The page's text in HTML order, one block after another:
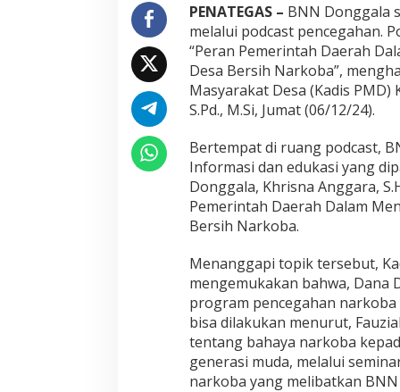
a
l
u
i
P
d
a
s
t
PENATEGAS – BNN Donggala
melalui podcast pencegahan.
“Peran Pemerintah Daerah
Desa Bersih Narkoba”,
Masyarakat Desa (Kadis
S.Pd., M.Si, Jumat (06/12/24).
Bertempat di ruang podcast,
Informasi dan edukasi yang
Donggala, Khrisna Anggara,
Pemerintah Daerah Dalam
Bersih Narkoba.
Menanggapi topik tersebut,
mengemukakan bahwa, Dana
program pencegahan
bisa dilakukan menurut,
tentang bahaya narkoba
generasi muda, melalui
narkoba yang melibatkan